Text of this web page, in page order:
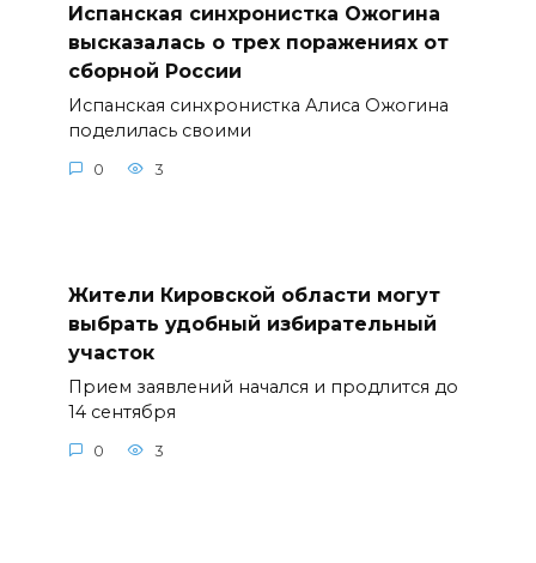
Испанская синхронистка Ожогина
высказалась о трех поражениях от
сборной России
Испанская синхронистка Алиса Ожогина
поделилась своими
0 3
Жители Кировской области могут
выбрать удобный избирательный
участок
Прием заявлений начался и продлится до
14 сентября
0 3